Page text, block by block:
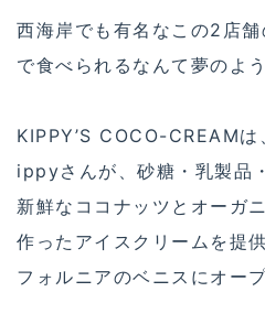
西海岸でも有名なこの2店
で食べられるなんて夢のよ
KIPPY’S COCO-CREAM
ippyさんが、砂糖・乳製品
新鮮なココナッツとオーガ
作ったアイスクリームを提
フォルニアのベニスにオー